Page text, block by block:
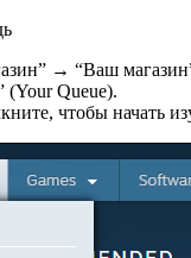
→ “Ваш
(Your Queue).
чтобы начать